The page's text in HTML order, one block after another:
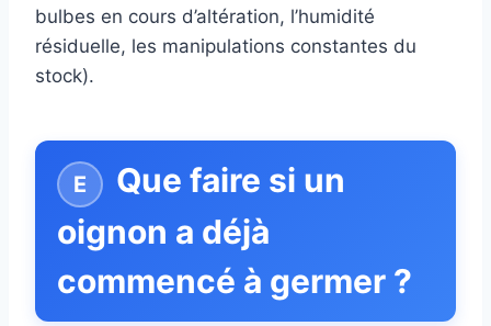
bulbes en cours d’altération, l’humidité
résiduelle, les manipulations constantes du
stock).
Que faire si un
oignon a déjà
commencé à germer ?